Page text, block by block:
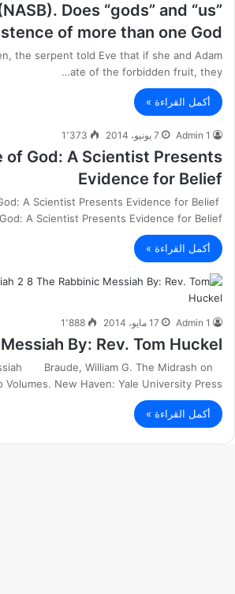
Does “gods” and “us”
of more than one God?
the serpent told Eve that if she and Adam
ate of the forbidden fruit, they…
أكمل القراءة »
Admin 1 7 يونيو، 2014 1٬373
of God: A Scientist Presents
Evidence for Belief
A Scientist Presents Evidence for Belief
A Scientist Presents Evidence for Belief …
أكمل القراءة »
Admin 1 17 مايو، 2014 1٬888
By: Rev. Tom Huckel
Braude, William G. The Midrash on
Volumes. New Haven: Yale University Press,…
أكمل القراءة »